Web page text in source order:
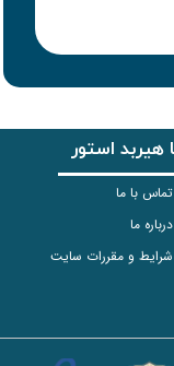
هیربد استور
تماس با ما
درباره ما
شرایط و مقررات سایت